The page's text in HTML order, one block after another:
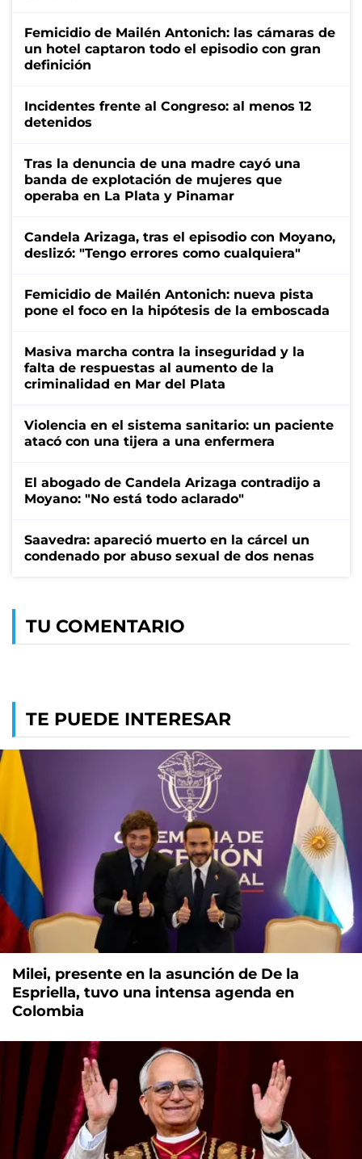
Femicidio de Mailén Antonich: las cámaras de
un hotel captaron todo el episodio con gran
definición
Incidentes frente al Congreso: al menos 12
detenidos
Tras la denuncia de una madre cayó una
banda de explotación de mujeres que
operaba en La Plata y Pinamar
Candela Arizaga, tras el episodio con Moyano,
deslizó: "Tengo errores como cualquiera"
Femicidio de Mailén Antonich: nueva pista
pone el foco en la hipótesis de la emboscada
Masiva marcha contra la inseguridad y la
falta de respuestas al aumento de la
criminalidad en Mar del Plata
Violencia en el sistema sanitario: un paciente
atacó con una tijera a una enfermera
El abogado de Candela Arizaga contradijo a
Moyano: "No está todo aclarado"
Saavedra: apareció muerto en la cárcel un
condenado por abuso sexual de dos nenas
TU COMENTARIO
TE PUEDE INTERESAR
Milei, presente en la asunción de De la
Espriella, tuvo una intensa agenda en
Colombia